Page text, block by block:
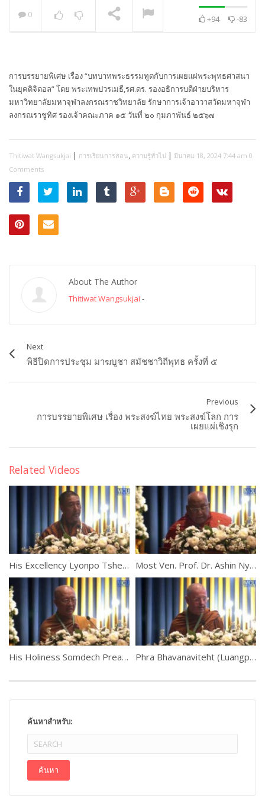
0 +94 -83
การบรรยายพิเศษ เรื่อง “บทบาทพระธรรมทูตกับการเผยแผ่พระพุทธศาสนา
ในยุคดิจิตอล” โดย พระเทพปวรเมธี,รศ.ดร. รองอธิการบดีฝ่ายบริหาร
มหาวิทยาลัยมหาจุฬาลงกรณราชวิทยาลัย รักษาการเจ้าอาวาสวัดมหาจุฬา
ลงกรณราชูทิศ รองเจ้าคณะภาค ๑๕ วันที่ ๒๐ กุมภาพันธ์ ๒๕๖๗
Thitiwat Wangsukjai | การเรียนการสอน, ความรู้ทั่วไป | มีนาคม 18, 2024 7:44 am 0
Comments
About The Author
Thitiwat Wangsukjai -
Next
พิธีปิดการประชุม มาฆบูชา สมัชชาวิถีพุทธ ครั้งที่ ๕
Previous
การบรรยายพิเศษ เรื่อง พระสงฆ์ไทย พระสงฆ์โลก การ
เผยแผ่เชิงรุก
Related Videos
His Excellency Lyonpo Tshering Wangchuk, Bhutan Most Ven. Prof. Dr. Ashin Nyannissara, Myanmar
His Holiness Somdech Preah Mahasangharajah Bour Kry, Cambodia Phra Bhavanaviteht (Luangpor Khammadhammo)
ค้นหาสำหรับ: